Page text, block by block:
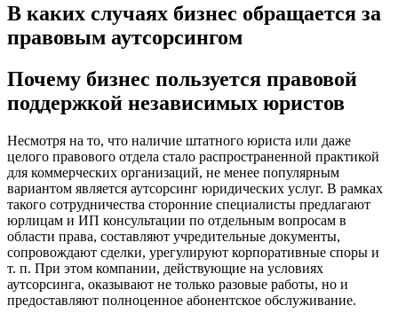
В каких случаях бизнес обращается за
правовым аутсорсингом
Почему бизнес пользуется правовой
поддержкой независимых юристов
Несмотря на то, что наличие штатного юриста или даже
целого правового отдела стало распространенной практикой
для коммерческих организаций, не менее популярным
вариантом является аутсорсинг юридических услуг. В рамках
такого сотрудничества сторонние специалисты предлагают
юрлицам и ИП консультации по отдельным вопросам в
области права, составляют учредительные документы,
сопровождают сделки, урегулируют корпоративные споры и
т. п. При этом компании, действующие на условиях
аутсорсинга, оказывают не только разовые работы, но и
предоставляют полноценное абонентское обслуживание.